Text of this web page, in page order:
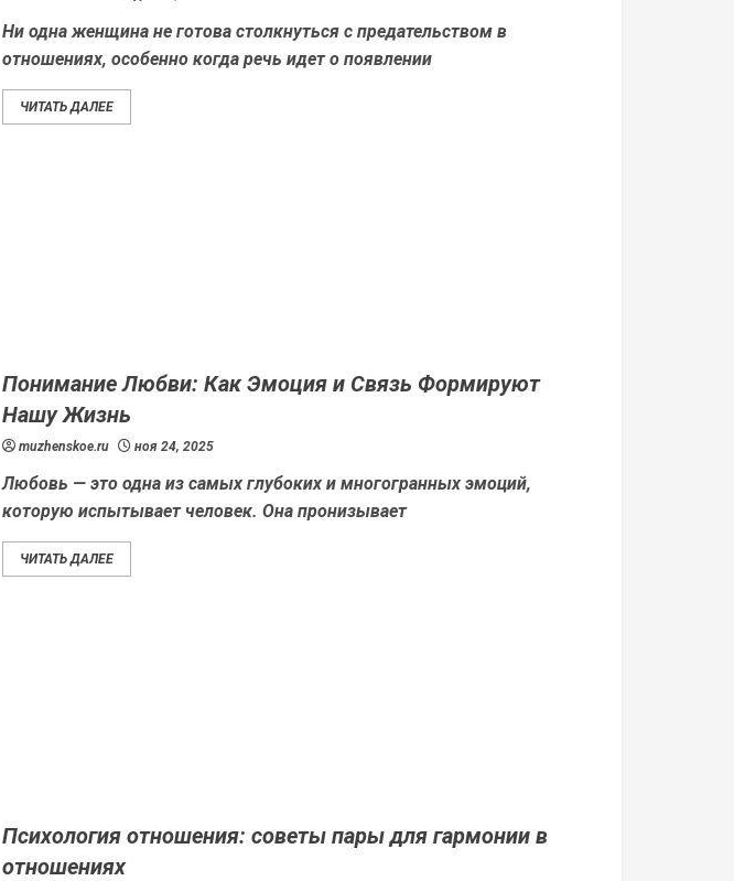
Ни одна женщина не готова столкнуться с предательством в
отношениях, особенно когда речь идет о появлении
ЧИТАТЬ ДАЛЕЕ
Понимание Любви: Как Эмоция и Связь Формируют
Нашу Жизнь
muzhenskoe.ru ноя 24, 2025
Любовь — это одна из самых глубоких и многогранных эмоций,
которую испытывает человек. Она пронизывает
ЧИТАТЬ ДАЛЕЕ
Психология отношения: советы пары для гармонии в
отношениях